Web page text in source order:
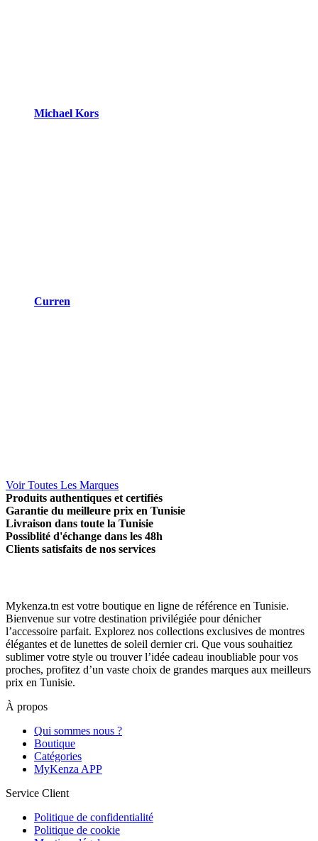
Michael Kors
Curren
Voir Toutes Les Marques
Produits authentiques et certifiés
Garantie du meilleure prix en Tunisie
Livraison dans toute la Tunisie
Possiblité d'échange dans les 48h
Clients satisfaits de nos services
Mykenza.tn est votre boutique en ligne de référence en Tunisie.
Bienvenue sur votre destination privilégiée pour dénicher
l’accessoire parfait. Explorez nos collections exclusives de montres
élégantes et de lunettes de soleil dernier cri. Que vous souhaitiez
sublimer votre style ou trouver l’idée cadeau inoubliable pour vos
proches, profitez d’un vaste choix de grandes marques aux meilleurs
prix en Tunisie.
À propos
Qui sommes nous ?
Boutique
Catégories
MyKenza APP
Service Client
Politique de confidentialité
Politique de cookie